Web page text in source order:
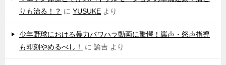
りも治る！？ に YUSUKE より
少年野球における暴力パワハラ動画に驚愕！罵声・怒声指導
も即刻やめるべし！
に 諭吉 より